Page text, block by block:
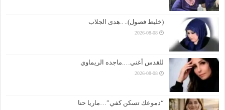
(خليط فصول).. ..هدى الجلاب
2026-08-08
للقدس أغني….ماجده الريماوي
2026-08-08
“دموعك تسكن كفي”…ماريا حنا